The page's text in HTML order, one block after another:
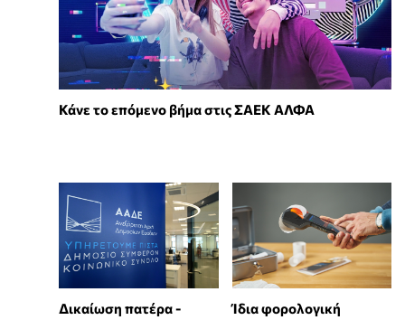
Κάνε το επόμενο βήμα στις ΣΑΕΚ ΑΛΦΑ
Δικαίωση πατέρα -
Ίδια φορολογική